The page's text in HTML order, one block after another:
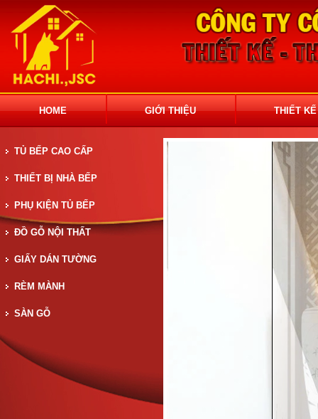
HOME GIỚI THIỆU THIẾT
TỦ BẾP CAO CẤP
THIẾT BỊ NHÀ BẾP
PHỤ KIỆN TỦ BẾP
ĐỒ GỖ NỘI THẤT
GIẤY DÁN TƯỜNG
RÈM MÀNH
SÀN GỖ